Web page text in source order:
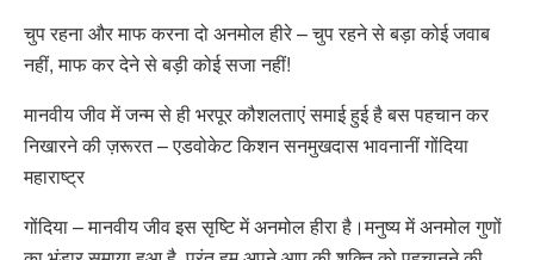
चुप रहना और माफ करना दो अनमोल हीरे – चुप रहने से बड़ा कोई जवाब
नहीं, माफ कर देने से बड़ी कोई सजा नहीं!
मानवीय जीव में जन्म से ही भरपूर कौशलताएं समाई हुई है बस पहचान कर
निखारने की ज़रूरत – एडवोकेट किशन सनमुखदास भावनानीं गोंदिया
महाराष्ट्र
गोंदिया – मानवीय जीव इस सृष्टि में अनमोल हीरा है।मनुष्य में अनमोल गुणों